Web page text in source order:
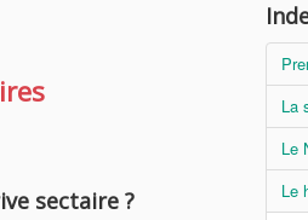
La
Le
Le
sectaire ?